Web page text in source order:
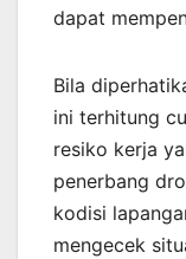
dapat
Bila
ini terhitung
resiko kerja
penerbang
kodisi
mengecek